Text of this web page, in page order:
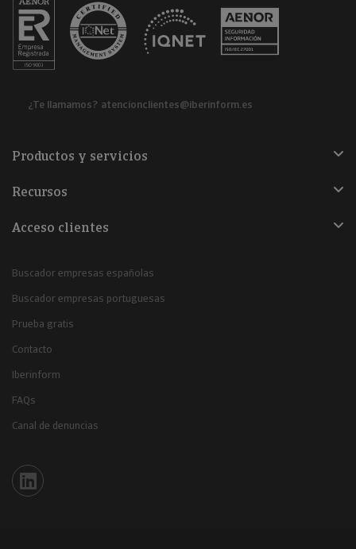
¿Te llamamos? atencionclientes@iberinform.es
Productos y servicios
Recursos
Acceso clientes
Buscador empresas españolas
Buscador empresas portuguesas
Prueba gratis
Contacto
Iberinform
FAQs
Canal de denuncias
Iberinform en Linkedin